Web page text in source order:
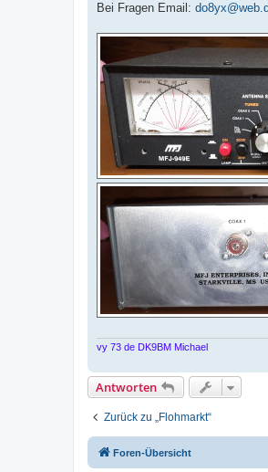
r
g
Bei Fragen Email:
vy 73 de DK9BM Michael
Antworten
Zurück zu „Flohmarkt“
Foren-Übersicht